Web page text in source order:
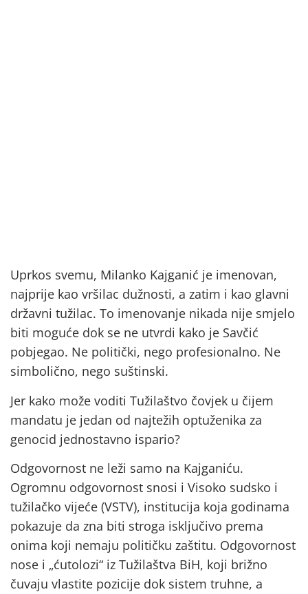
Uprkos svemu, Milanko Kajganić je imenovan,
najprije kao vršilac dužnosti, a zatim i kao glavni
državni tužilac. To imenovanje nikada nije smjelo
biti moguće dok se ne utvrdi kako je Savčić
pobjegao. Ne politički, nego profesionalno. Ne
simbolično, nego suštinski.
Jer kako može voditi Tužilaštvo čovjek u čijem
mandatu je jedan od najtežih optuženika za
genocid jednostavno ispario?
Odgovornost ne leži samo na Kajganiću.
Ogromnu odgovornost snosi i Visoko sudsko i
tužilačko vijeće (VSTV), institucija koja godinama
pokazuje da zna biti stroga isključivo prema
onima koji nemaju političku zaštitu. Odgovornost
nose i „ćutolozi“ iz Tužilaštva BiH, koji brižno
čuvaju vlastite pozicije dok sistem truhne, a